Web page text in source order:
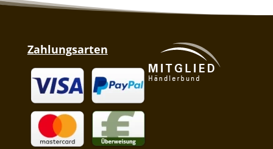
Zahlungsarten